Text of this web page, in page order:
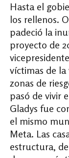
Hasta el
los rellenos.
padeció la
proyecto de
víctimas de la
zonas de
pasó de vivir
Gladys fue
el mismo
Meta. Las
estructura,